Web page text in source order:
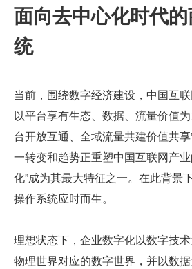
面向去中心化时代
统
当前，围绕数字经济建设，中国互
以平台享有生态、数据、流量价值
台开放互通、全域流量共建价值共
一转变和趋势正重塑中国互联网产
化”成为其最大特征之一。在此背景
操作系统应时而生。
理想状态下，企业数字化以数字技
物理世界对应的数字世界，并以数